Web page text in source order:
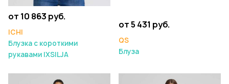
от 10 863 руб.
ICHI
Блузка с короткими
рукавами IXSILJA
от 5 431 руб.
QS
Блуза